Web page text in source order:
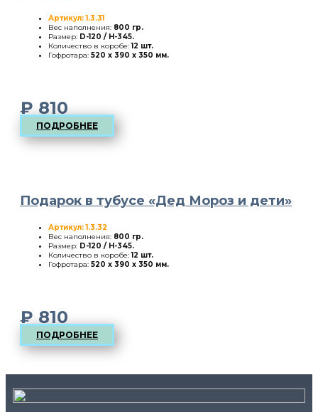
Артикул: 1.3.31
Вес наполнения: 800 гр.
Размер: D-120 / H-345.
Количество в коробе:12 шт.
Гофротара: 520 х 390 х 350 мм.
₽810
ПОДРОБНЕЕ
Подарок в тубусе «Дед Мороз и дети»
Артикул: 1.3.32
Вес наполнения: 800 гр.
Размер: D-120 / H-345.
Количество в коробе:12 шт.
Гофротара: 520 х 390 х 350 мм.
₽810
ПОДРОБНЕЕ